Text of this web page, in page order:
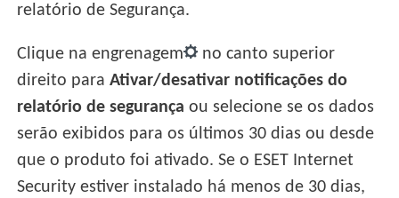
relatório de Segurança.
Clique na engrenagem
no canto superior
direito paraAtivar/desativar notificações do
relatório de segurança ou selecione se os dados
serão exibidos para os últimos 30 dias ou desde
que o produto foi ativado. Se o ESET Internet
Security estiver instalado há menos de 30 dias,